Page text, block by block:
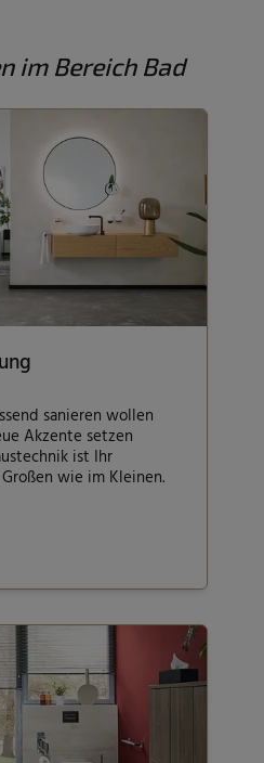
im Bereich Bad
sanieren wollen
Akzente setzen
ist Ihr
wie im Kleinen.